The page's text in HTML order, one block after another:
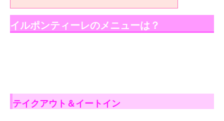
イルポンティーレのメニューは？
テイクアウト＆イートイン